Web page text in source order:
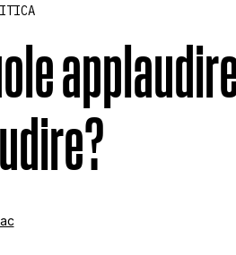
CRONACA E POLITICA
SCIENZA E